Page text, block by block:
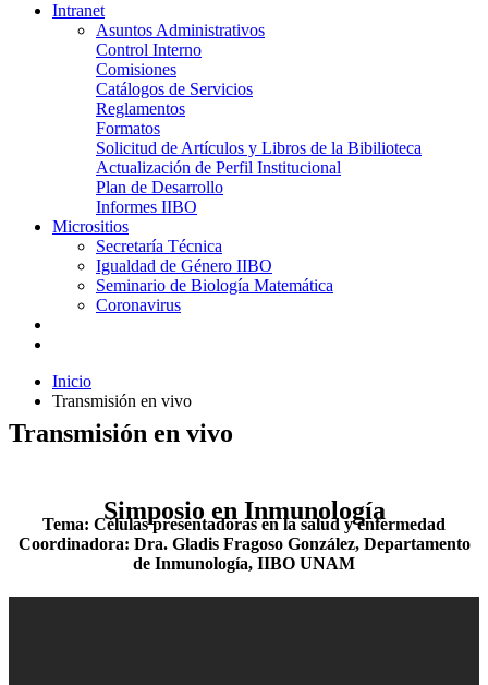
Intranet
Asuntos Administrativos
Control Interno
Comisiones
Catálogos de Servicios
Reglamentos
Formatos
Solicitud de Artículos y Libros de la Bibilioteca
Actualización de Perfil Institucional
Plan de Desarrollo
Informes IIBO
Micrositios
Secretaría Técnica
Igualdad de Género IIBO
Seminario de Biología Matemática
Coronavirus
Inicio
Transmisión en vivo
Transmisión en vivo
Simposio en Inmunología
Tema: Células presentadoras en la salud y enfermedad
Coordinadora: Dra. Gladis Fragoso González, Departamento
de Inmunología, IIBO UNAM